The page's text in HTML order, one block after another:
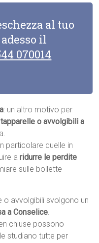
al tuo
il
070014
: un altro motivo per
o avvolgibili a
particolare quelle in
aridurre le perdite
sulle bollette
o avvolgibili svolgono un
a Conselice.
chiuse possono
studiano tutte per